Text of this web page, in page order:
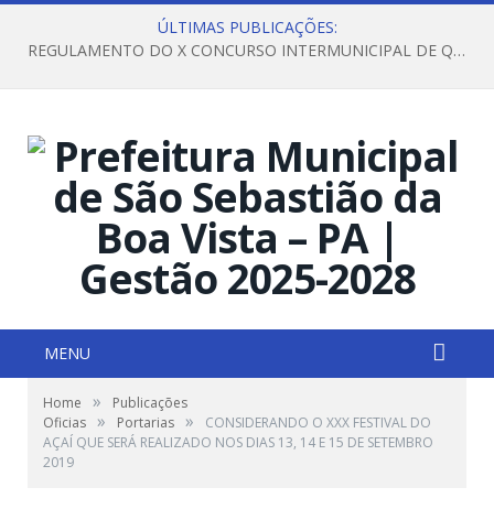
ÚLTIMAS PUBLICAÇÕES:
REGULAMENTO DO X CONCURSO INTERMUNICIPAL DE QUADRILHAS JUNINAS – 2026 – ARRAIÁ DA VENEZA
MENU
Home »
Publicações
Oficias » Portarias »
CONSIDERANDO O XXX FESTIVAL DO
AÇAÍ QUE SERÁ REALIZADO NOS DIAS 13, 14 E 15 DE SETEMBRO
2019